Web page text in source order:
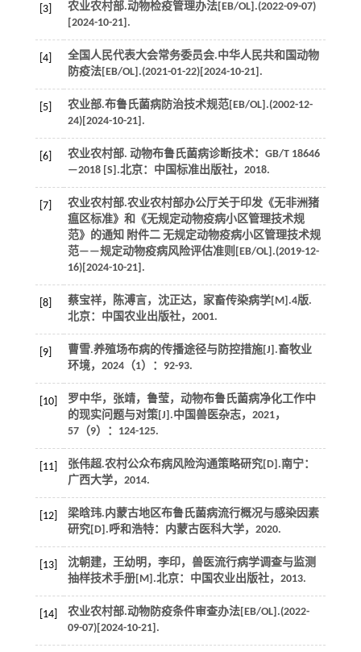
[3]
农业农村部.动物检疫管理办法[EB/OL].(2022-09-07)
[2024-10-21].
[4]
全国人民代表大会常务委员会.中华人民共和国动物
防疫法[EB/OL].(2021-01-22)[2024-10-21].
[5]
农业部.布鲁氏菌病防治技术规范[EB/OL].(2002-12-
24)[2024-10-21].
[6] 农业农村部. 动物布鲁氏菌病诊断技术：GB/T 18646
—2018 [S].北京：中国标准出版社， 2018.
[7]
农业农村部.农业农村部办公厅关于印发《无非洲猪
瘟区标准》和《无规定动物疫病小区管理技术规
范》的通知 附件二 无规定动物疫病小区管理技术规
范——规定动物疫病风险评估准则[EB/OL].(2019-12-
16)[2024-10-21].
[8] 蔡宝祥，陈溥言，沈正达， 家畜传染病学[M].4版.
北京：中国农业出版社， 2001.
[9] 曹雪.养殖场布病的传播途径与防控措施[J].畜牧业
环境， 2024（1）：92-93.
[10]
罗中华，张靖，鲁莹，动物布鲁氏菌病净化工作中
的现实问题与对策[J].中国兽医杂志， 2021，
57（9）：124-125.
[11]
张伟超.农村公众布病风险沟通策略研究[D].南宁：
广西大学， 2014.
[12]
梁晗玮.内蒙古地区布鲁氏菌病流行概况与感染因素
研究[D].呼和浩特：内蒙古医科大学， 2020.
[13] 沈朝建，王幼明，李印， 兽医流行病学调查与监测
抽样技术手册[M].北京：中国农业出版社， 2013.
[14]
农业农村部.动物防疫条件审查办法[EB/OL].(2022-
09-07)[2024-10-21].